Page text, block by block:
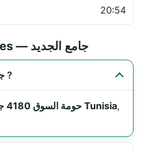
20:54
Questions fréquentes — جامع الجديد
Où se trouve جامع الجديد ?
حومة السوق 4180 جربة Tunisia,